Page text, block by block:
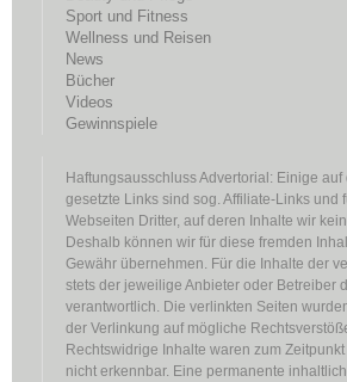
Sport und Fitness
Wellness und Reisen
News
Bücher
Videos
Gewinnspiele
Haftungsausschluss Advertorial: Einige auf
gesetzte Links sind sog. Affiliate-Links und
Webseiten Dritter, auf deren Inhalte wir
Deshalb können wir für diese fremden
Gewähr übernehmen. Für die Inhalte der
stets der jeweilige Anbieter oder Betreiber
verantwortlich. Die verlinkten Seiten
der Verlinkung auf mögliche
Rechtswidrige Inhalte waren zum
nicht erkennbar. Eine permanente